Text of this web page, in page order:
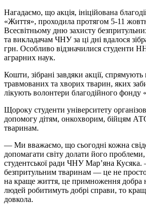
Нагадаємо, що акція, ініційована
«Життя», проходила протягом 5-11
Всесвітньому дню захисту
та викладачам ЧНУ за ці дні вдалося
грн. Особливо відзначилися студенти
аграрних наук.
Кошти, зібрані завдяки акції, спрямують
травмованих та хворих тварин, яких
лікують волонтери благодійного фонду
Щороку студенти університету
допомогу дітям, онкохворим, бійцям
тваринам.
— Ми вважаємо, що сьогодні кожна
допомагати світу долати його
студентської ради ЧНУ Мар’яна
безпритульним тваринам — це не
на краще життя, це примноження добра
людей робитимуть добрі справи, то
довкола.